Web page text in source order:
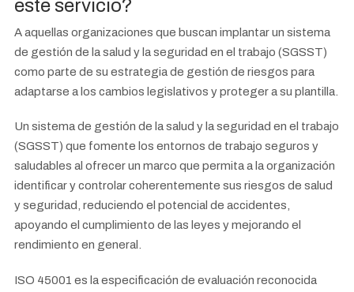
este servicio?
A aquellas organizaciones que buscan implantar un sistema
de gestión de la salud y la seguridad en el trabajo (SGSST)
como parte de su estrategia de gestión de riesgos para
adaptarse a los cambios legislativos y proteger a su plantilla.
Un sistema de gestión de la salud y la seguridad en el trabajo
(SGSST) que fomente los entornos de trabajo seguros y
saludables al ofrecer un marco que permita a la organización
identificar y controlar coherentemente sus riesgos de salud
y seguridad, reduciendo el potencial de accidentes,
apoyando el cumplimiento de las leyes y mejorando el
rendimiento en general.
ISO 45001 es la especificación de evaluación reconocida